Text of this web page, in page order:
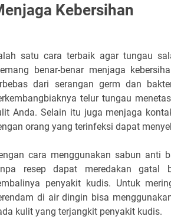
Kebersihan
satu cara terbaik agar tungau
benar-benar menjaga
dari serangan germ dan
telur tungau
Anda. Selain itu juga menjaga
orang yang terinfeksi dapat
cara menggunakan sabun anti
resep dapat meredakan gatal
penyakit kudis. Untuk
di air dingin bisa
kulit yang terjangkit penyakit kudis.